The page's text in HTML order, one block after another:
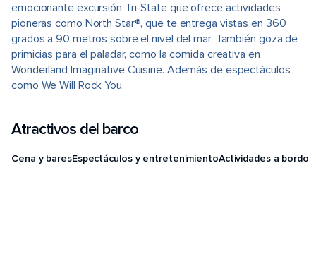
emocionante excursión Tri-State que ofrece actividades
pioneras como North Star®, que te entrega vistas en 360
grados a 90 metros sobre el nivel del mar. También goza de
primicias para el paladar, como la comida creativa en
Wonderland Imaginative Cuisine. Además de espectáculos
como We Will Rock You.
Atractivos del barco
Cena y baresEspectáculos y entretenimientoActividades a bordo